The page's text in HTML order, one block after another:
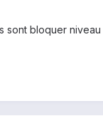
sont bloquer niveau